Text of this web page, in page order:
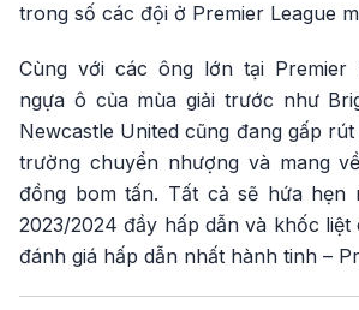
trong số các đội ở Premier League
Cùng với các ông lớn tại Premier
ngựa ô của mùa giải trước như
Newcastle United cũng đang gấp
trường chuyển nhượng và mang
đồng bom tấn. Tất cả sẽ hứa hẹn
2023/2024 đầy hấp dẫn và khốc liệt
đánh giá hấp dẫn nhất hành tinh –